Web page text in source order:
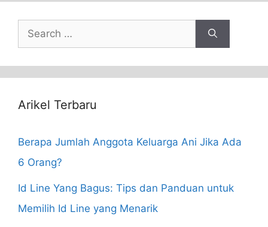
Search
for:
Arikel Terbaru
Berapa Jumlah Anggota Keluarga Ani Jika Ada
6 Orang?
Id Line Yang Bagus: Tips dan Panduan untuk
Memilih Id Line yang Menarik